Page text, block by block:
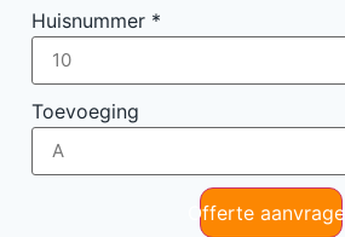
Huisnummer *
Toevoeging
Offerte aanvragen